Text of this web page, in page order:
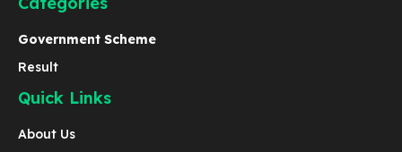
Government Scheme
Result
Quick Links
About Us